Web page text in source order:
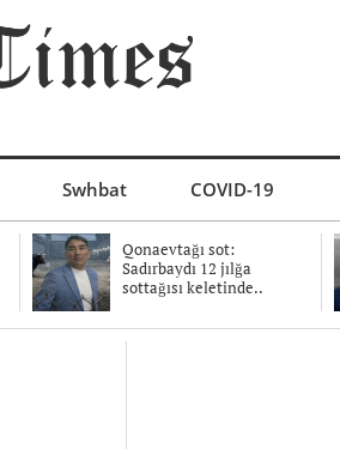
Swhbat COVID-19
Qonaevtağı sot:
Sadırbaydı 12 jılğa
sottağısı keletinde..